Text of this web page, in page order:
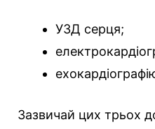
УЗД серця;
Зазвичай цих трьох